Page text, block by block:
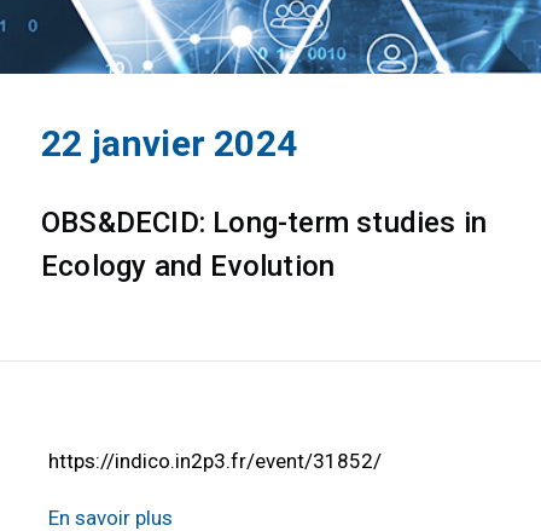
22 janvier 2024
OBS&DECID: Long-term studies in
Ecology and Evolution
https://indico.in2p3.fr/event/31852/
En savoir plus